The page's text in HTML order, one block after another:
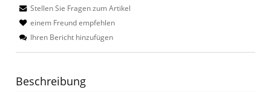
Stellen Sie Fragen zum Artikel
einem Freund empfehlen
Ihren Bericht hinzufügen
Beschreibung